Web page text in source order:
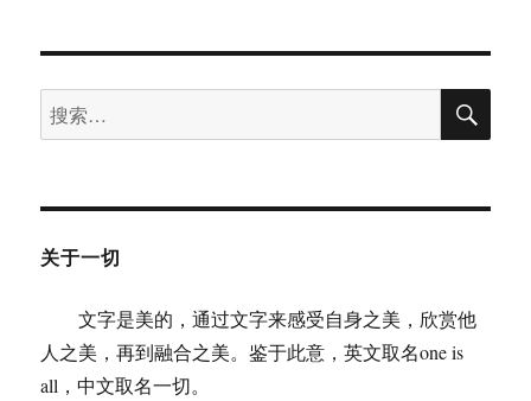
录
搜
索：
搜
关于一切
文字是美的，通过文字来感受自身之美，欣赏他
人之美，再到融合之美。鉴于此意，英文取名one is
all，中文取名一切。